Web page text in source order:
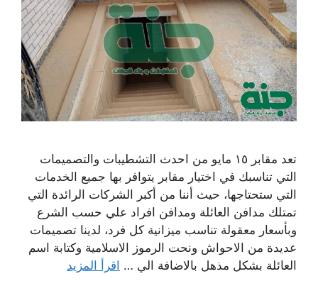
تعد مقابر ١٥ مايو من احدث التشطيبات والتصميمات
التي تناسبك في اختيار مقابر يتوافر بها جميع الخدمات
التي ستحتاجها، حيث أننا من أكبر الشركات الرائدة التي
تمتلك مدافن العائلة ومدافن افراد علي حسب الشرع
وبأسعار معقولة تناسب ميزانية كل فرد، لدينا تصميمات
عديدة من الاحواش ونحت الرموز الاسلامية وكتابة اسم
العائلة بشكل مذهل بالاضافة الي … اقرأ المزيد